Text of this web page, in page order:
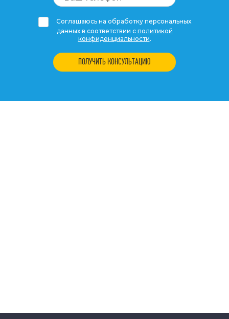
Соглашаюсь на обработку персональных
данных в соответствии с политикой
конфиденциальности.
ПОЛУЧИТЬ КОНСУЛЬТАЦИЮ